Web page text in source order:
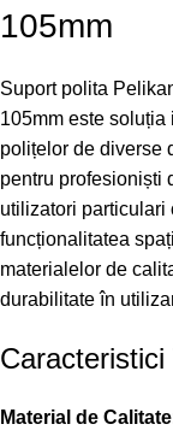
105mm
Suport polita
105mm este
polițelor de diverse
pentru profesioniști
utilizatori particulari
funcționalitatea
materialelor de
durabilitate în
Caracteristici
Material de Calitate